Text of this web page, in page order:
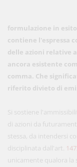
formulazione in
contiene l'espressa
delle azioni relative
ancora esistente
comma. Che
riferito divieto di
Si sostiene
di azioni da
stessa, da intendersi
disciplinata dall'art.
unicamente qualora la